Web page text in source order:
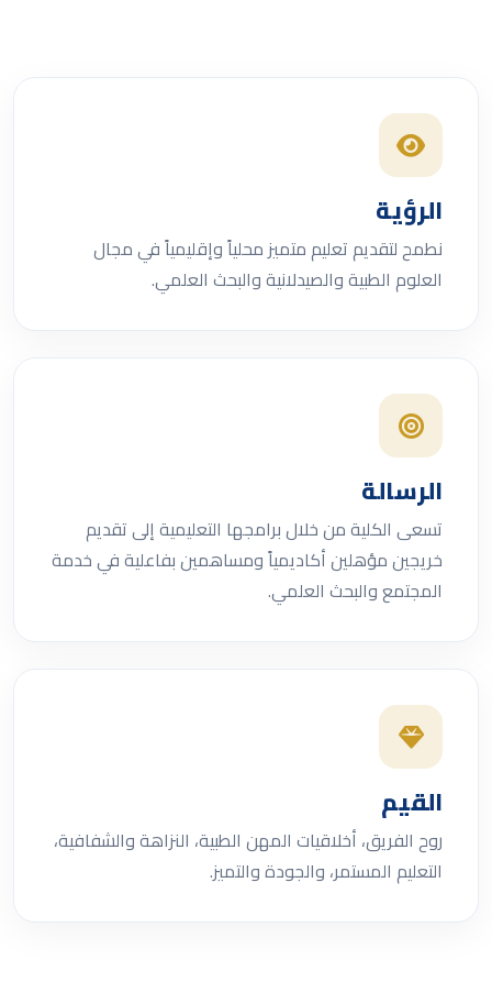
الرؤية
نطمح لتقديم تعليم متميز محلياً وإقليمياً في مجال
العلوم الطبية والصيدلانية والبحث العلمي.
الرسالة
تسعى الكلية من خلال برامجها التعليمية إلى تقديم
خريجين مؤهلين أكاديمياً ومساهمين بفاعلية في خدمة
المجتمع والبحث العلمي.
القيم
روح الفريق، أخلاقيات المهن الطبية، النزاهة والشفافية،
التعليم المستمر، والجودة والتميز.